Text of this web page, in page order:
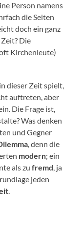
Person namens
die Seiten
doch ein ganz
Die
Kirchenleute)
dieser Zeit spielt,
auftreten, aber
Die Frage ist,
Was denken
und Gegner
, denn die
modern; ein
als zufremd, ja
jeden
.